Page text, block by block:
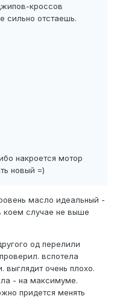
кроссов
сильно отстаешь.
накроется мотор
новый =)
масло идеальный -
коем случае не выше
од перелили
вспотела
выглядит очень плохо.
- на максимуме.
придется менять